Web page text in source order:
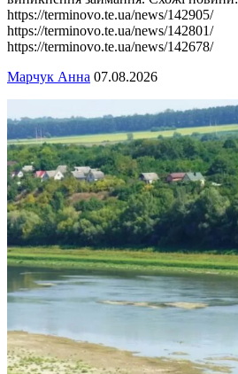
https://terminovo.te.ua/news/142905/
https://terminovo.te.ua/news/142801/
https://terminovo.te.ua/news/142678/
Марчук Анна 07.08.2026